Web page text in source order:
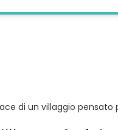
di un villaggio